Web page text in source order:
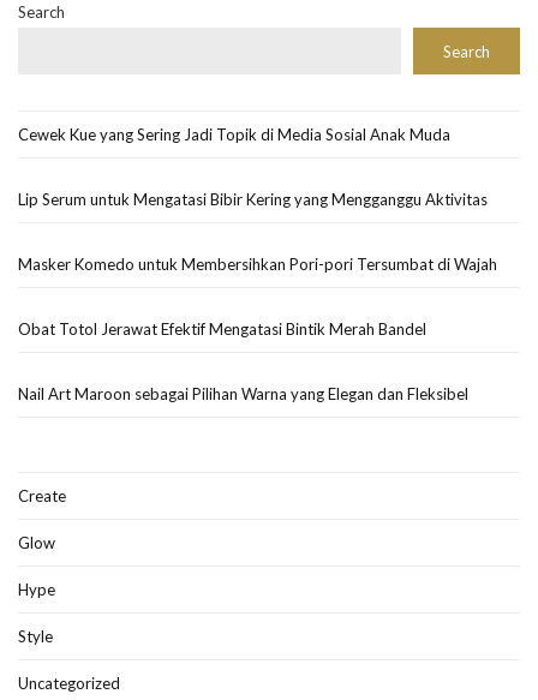
Search
Search
Cewek Kue yang Sering Jadi Topik di Media Sosial Anak Muda
Lip Serum untuk Mengatasi Bibir Kering yang Mengganggu Aktivitas
Masker Komedo untuk Membersihkan Pori-pori Tersumbat di Wajah
Obat Totol Jerawat Efektif Mengatasi Bintik Merah Bandel
Nail Art Maroon sebagai Pilihan Warna yang Elegan dan Fleksibel
Create
Glow
Hype
Style
Uncategorized